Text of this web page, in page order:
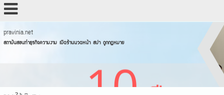
pravinia.net
สถาบันสอนทำธุรกิจความงาม เปิดร้านนวดหน้า สปา ถูกกฏหมาย